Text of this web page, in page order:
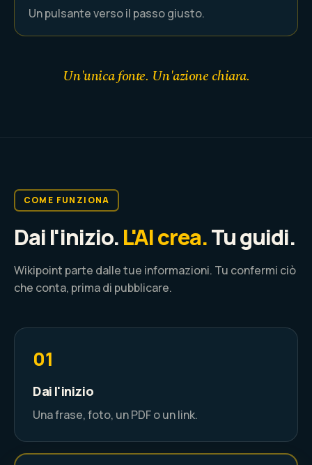
Un pulsante verso il passo giusto.
Un'unica fonte. Un'azione chiara.
COME FUNZIONA
Dai l'inizio.L'AI crea.Tu guidi.
Wikipoint parte dalle tue informazioni. Tu confermi ciò
che conta, prima di pubblicare.
01
Dai l'inizio
Una frase, foto, un PDF o un link.